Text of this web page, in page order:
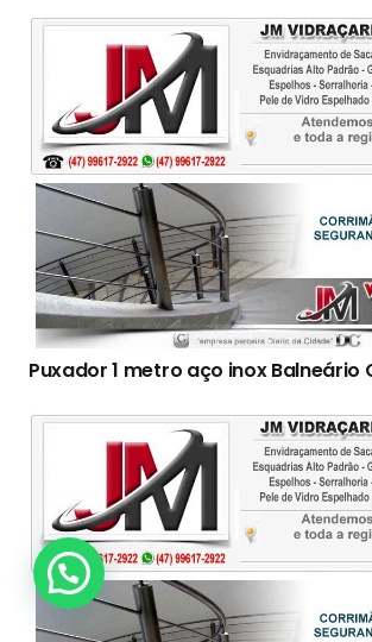
Puxador 1 metro aço inox Balneário
Clique Aqui!